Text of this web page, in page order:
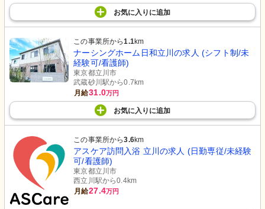
お気に入り に追加
この事業所から1.1km
ナーシングホーム日和立川の求人 (シフト制/未
経験可/看護師)
東京都立川市
武蔵砂川駅から0.7km
月給31.0万円
お気に入り に追加
この事業所から3.6km
アスケア訪問入浴 立川の求人 (日勤専従/未経験
可/看護師)
東京都立川市
西立川駅から0.4km
月給27.4万円